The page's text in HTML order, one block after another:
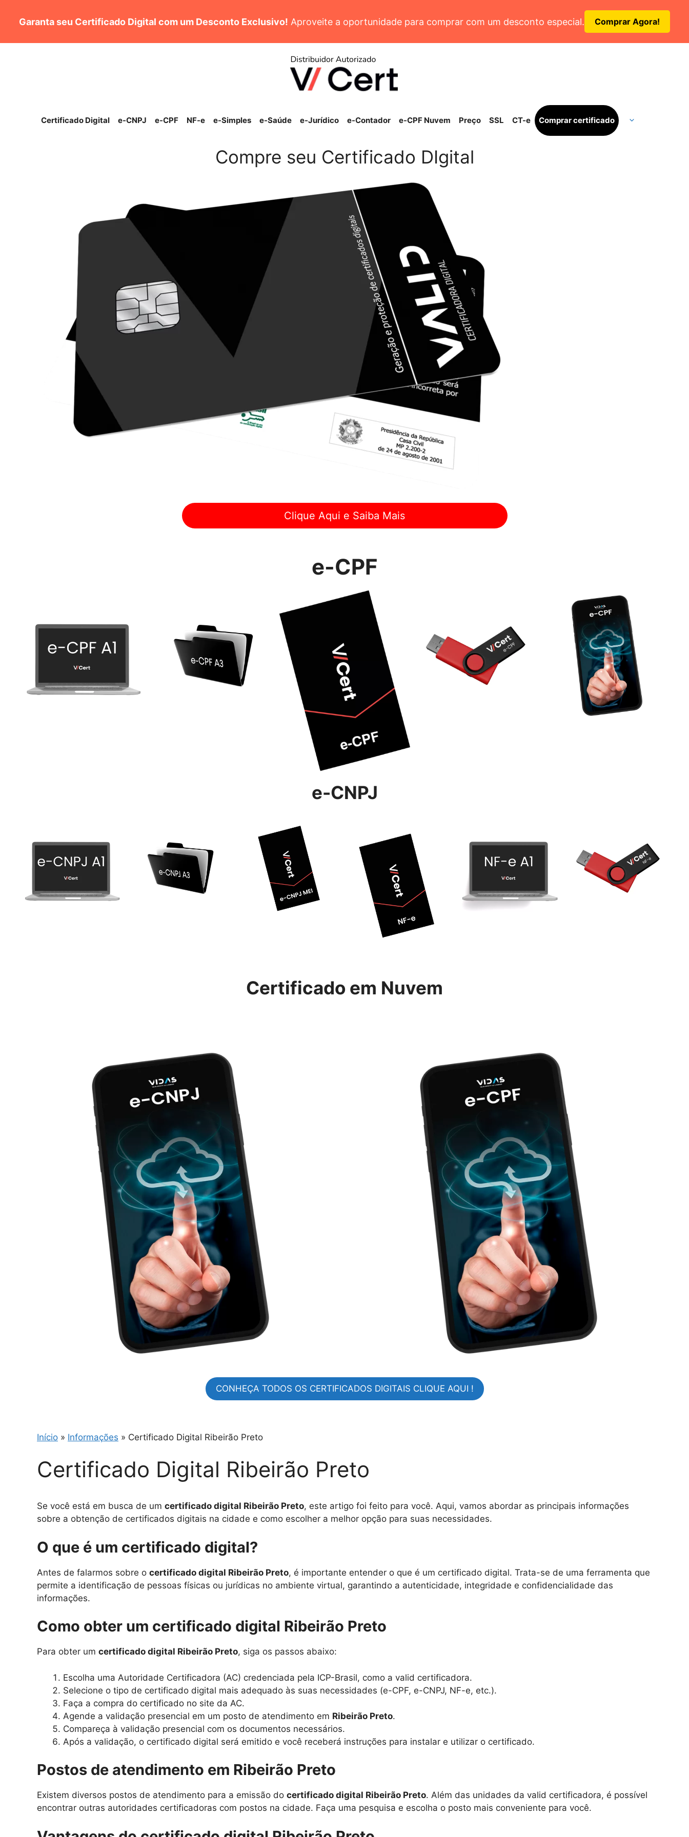
conteúdo
Garanta seu Certificado Digital com um Desconto Exclusivo! Aproveite a oportunidade para comprar com um desconto especial. Comprar Agora!
Certificado Digital e-CNPJ e-CPF NF-e e-Simples e-Saúde e-Jurídico e-Contador e-CPF Nuvem Preço SSL CT-e Comprar certificado
Compre seu Certificado DIgital
Clique Aqui e Saiba Mais
e-CPF
e-CNPJ
Certificado em Nuvem
CONHEÇA TODOS OS CERTIFICADOS DIGITAIS CLIQUE AQUI !
Início » Informações » Certificado Digital Ribeirão Preto
Certificado Digital Ribeirão Preto
Se você está em busca de um certificado digital Ribeirão Preto, este artigo foi feito para você. Aqui, vamos abordar as principais informações
sobre a obtenção de certificados digitais na cidade e como escolher a melhor opção para suas necessidades.
O que é um certificado digital?
Antes de falarmos sobre o certificado digital Ribeirão Preto, é importante entender o que é um certificado digital. Trata-se de uma ferramenta que
permite a identificação de pessoas físicas ou jurídicas no ambiente virtual, garantindo a autenticidade, integridade e confidencialidade das
informações.
Como obter um certificado digital Ribeirão Preto
Para obter um certificado digital Ribeirão Preto, siga os passos abaixo:
Escolha uma Autoridade Certificadora (AC) credenciada pela ICP-Brasil, como a valid certificadora.
Selecione o tipo de certificado digital mais adequado às suas necessidades (e-CPF, e-CNPJ, NF-e, etc.).
Faça a compra do certificado no site da AC.
Agende a validação presencial em um posto de atendimento em Ribeirão Preto.
Compareça à validação presencial com os documentos necessários.
Após a validação, o certificado digital será emitido e você receberá instruções para instalar e utilizar o certificado.
Postos de atendimento em Ribeirão Preto
Existem diversos postos de atendimento para a emissão do certificado digital Ribeirão Preto. Além das unidades da valid certificadora, é possível
encontrar outras autoridades certificadoras com postos na cidade. Faça uma pesquisa e escolha o posto mais conveniente para você.